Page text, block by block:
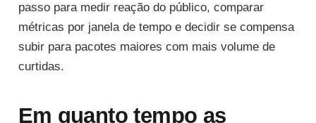
passo para medir reação do público, comparar
métricas por janela de tempo e decidir se compensa
subir para pacotes maiores com mais volume de
curtidas.
Em quanto tempo as